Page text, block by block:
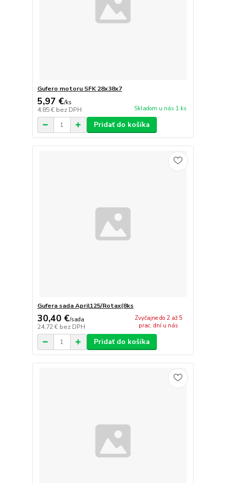
Gufero motoru SFK 28x38x7
5,97 €/ks
4,85 € bez DPH Skladom u nás 1 ks
Pridať do košíka
Gufera sada April125/Rotax(8ks
30,40 €/sada
24,72 € bez DPH
Zvyčajne do 2 až 5
prac. dní u nás
Pridať do košíka